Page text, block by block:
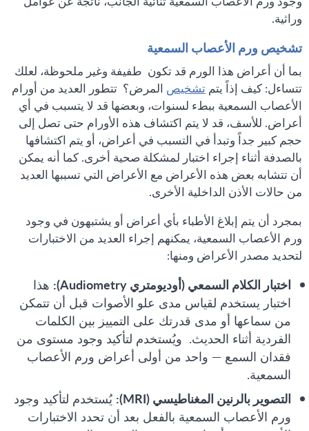
وراثية.
تشخيص ورم الأعصاب السمعية
بما أن أعراض هذا الورم قد تكون طفيفة وغير ملحوظة، لعلك
تتساءل: كيف إذاً يتم تشخيص المرض؟ تتطور العديد من أورام
الأعصاب السمعية ببطء لسنوات، وبعضها قد لا يتسبب في أي
أعراض. للأسف، قد لا يتم اكتشاف هذه الأورام حتى تصل إلى
حجم كبير جداً وتبدأ في التسبب في أعراض، أو يتم اكتشافها
بالصدفة أثناء إجراء اختبار لمشكلة صحية أخرى. كما أنه يمكن
أن تتشابه بعض هذه الأعراض مع الأعراض التي تسببها العديد
من حالات الأذن الداخلية الأخرى.
بمجرد أن يتم إبلاغ الأطباء بأي أعراض أو يشتبهون في وجود
ورم الأعصاب السمعية، يمكنهم إجراء العديد من الاختبارات
لتحديد مصدر الأعراض ومنها:
اختبار الكلام السمعي (أوديومتري Audiometry):
هذا
اختبار يستخدم لقياس مدى علو الأصوات قبل أن تتمكن
من سماعها أو مدى قدرتك على التمييز بين الكلمات
الفردية أثناء الحديث. ويُستخدم لتأكيد وجود مستوى من
فقدان السمع — واحد من أولى أعراض ورم الأعصاب
السمعية.
التصوير بالرنين المغناطيسي (MRI):
يُستخدم لتأكيد وجود
ورم الأعصاب السمعية بالفعل بعد أن تحدد الاختبارات